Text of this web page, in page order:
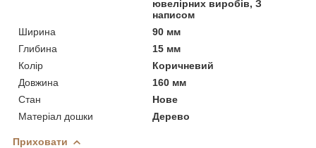
ювелірних виробів, З
написом
Ширина
90 мм
Глибина
15 мм
Колір
Коричневий
Довжина
160 мм
Стан
Нове
Матеріал дошки
Дерево
Приховати